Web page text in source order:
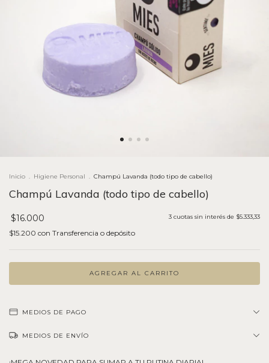
Inicio . Higiene Personal . Champú Lavanda (todo tipo de cabello)
Champú Lavanda (todo tipo de cabello)
$16.000
$15.200 con Transferencia o depósito
3 cuotas sin interés de $5.333,33
MEDIOS DE PAGO
MEDIOS DE ENVÍO